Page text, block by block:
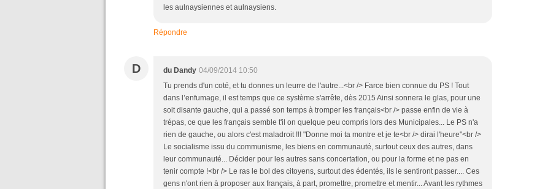
les aulnaysiennes et aulnaysiens.
Répondre
D du Dandy 04/09/2014 10:50
Tu prends d'un coté, et tu donnes un leurre de l'autre...<br /> Farce bien connue du PS ! Tout
dans l’enfumage, il est temps que ce système s'arrête, dès 2015 Ainsi sonnera le glas, pour une
soit disante gauche, qui a passé son temps à tromper les français<br /> passe enfin de vie à
trépas, ce que les français semble t'il on quelque peu compris lors des Municipales... Le PS n'a
rien de gauche, ou alors c'est maladroit !!! "Donne moi ta montre et je te<br /> dirai l'heure"<br />
Le socialisme issu du communisme, les biens en communauté, surtout ceux des autres, dans
leur communauté... Décider pour les autres sans concertation, ou pour la forme et ne pas en
tenir compte !<br /> Le ras le bol des citoyens, surtout des édentés, ils le sentiront passer.... Ces
gens n'ont rien à proposer aux français, à part, promettre, promettre et mentir... Avant les rythmes